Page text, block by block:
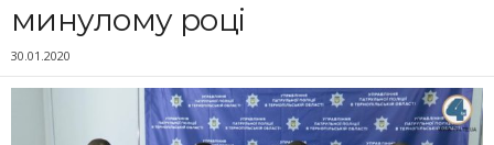
минулому році
30.01.2020